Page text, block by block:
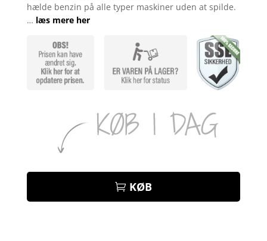
hælde benzin på alle typer maskiner uden at spilde.
… læs mere her
KØB